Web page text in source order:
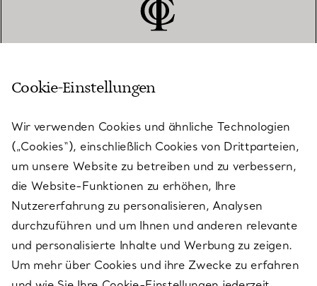
KUNDENSERVICE
SERVICES
ÜBER TIFFANY & CO.
RECHTLICHE HINWEISE
Cookie-Einstellungen
Wir verwenden Cookies und ähnliche Technologien
(„Cookies“), einschließlich Cookies von Drittparteien,
um unsere Website zu betreiben und zu verbessern,
die Website-Funktionen zu erhöhen, Ihre
Nutzererfahrung zu personalisieren, Analysen
durchzuführen und um Ihnen und anderen relevante
und personalisierte Inhalte und Werbung zu zeigen.
Um mehr über Cookies und ihre Zwecke zu erfahren